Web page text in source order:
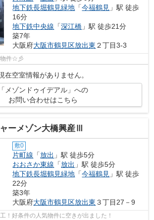
地下鉄長堀鶴見緑地 「今福鶴見 」駅 徒歩
16分
地下鉄中央線 「深江橋 」駅 徒歩21分
築7年
大阪府大阪市鶴見区放出東 ２丁目3-3
物件☆彡
在空室情報がありません。
「メゾンドゥイデアル」への
お問い合わせはこちら
ーメゾン大橋興産Ⅲ
敷0
片町線 「放出 」駅 徒歩5分
おおさか東線 「放出 」駅 徒歩5分
地下鉄長堀鶴見緑地 「今福鶴見 」駅 徒歩
22分
築3年
大阪府大阪市鶴見区放出東 ３丁目27－9
！好条件の人気物件に空きが出ました！